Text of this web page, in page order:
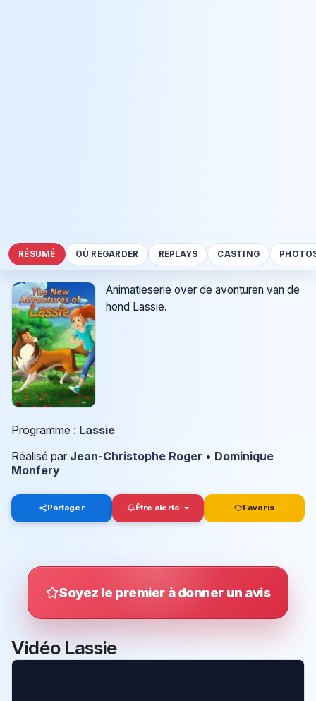
RÉSUMÉ OÙ REGARDER REPLAYS CASTING
Animatieserie over de avonturen van de
hond Lassie.
Programme : Lassie
Réalisé par Jean-Christophe Roger • Dominique
Monfery
Partager Être alerté Favoris
Soyez le premier à donner un avis
Vidéo Lassie